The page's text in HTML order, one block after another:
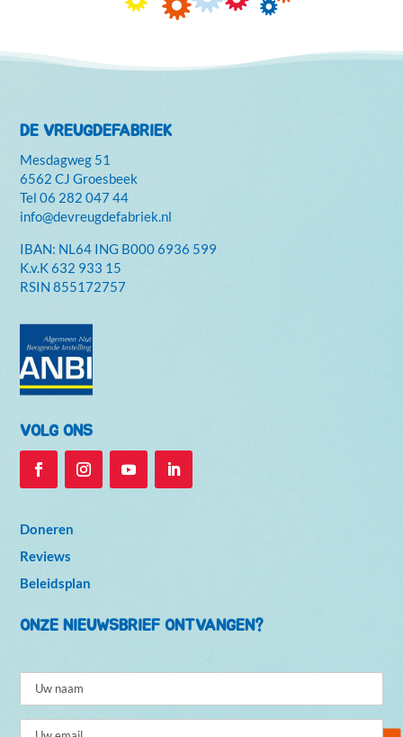
DE VREUGDEFABRIEK
Mesdagweg 51
6562 CJ Groesbeek
Tel06 282 047 44
info@devreugdefabriek.nl
IBAN: NL64 ING B000 6936 599
K.v.K632 933 15
RSIN 855172757
VOLG ONS
Doneren
Reviews
Beleidsplan
ONZE NIEUWSBRIEF ONTVANGEN?